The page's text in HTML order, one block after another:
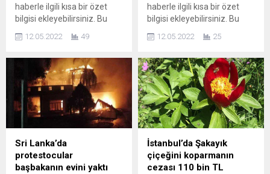
haberle ilgili kısa bir özet
bilgisi ekleyebilirsiniz. Bu
sayfasında "Özet"
Özet eklenmişse başlık
altında kalın olarak bu
şekilde gösterilir,
eklenmemişse bu alan boş
kalır.
12.05.2022 49
haberle ilgili kısa bir özet
bilgisi ekleyebilirsiniz. Bu
sayfasında "Özet"
Özet eklenmişse başlık
altında kalın olarak bu
şekilde gösterilir,
eklenmemişse bu alan boş
kalır.
12.05.2022 25
Sri Lanka’da
protestocular
başbakanın evini yaktı
İstanbul’da Şakayık
çiçeğini koparmanın
cezası 110 bin TL